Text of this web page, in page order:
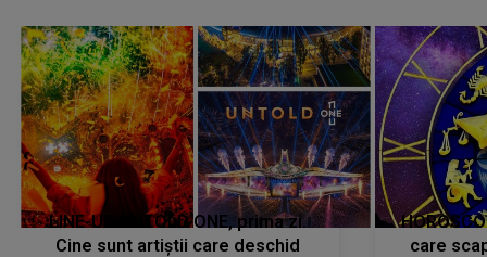
LINE-UP UNTOLD ONE, prima zi.
Cine sunt artiștii care deschid
care